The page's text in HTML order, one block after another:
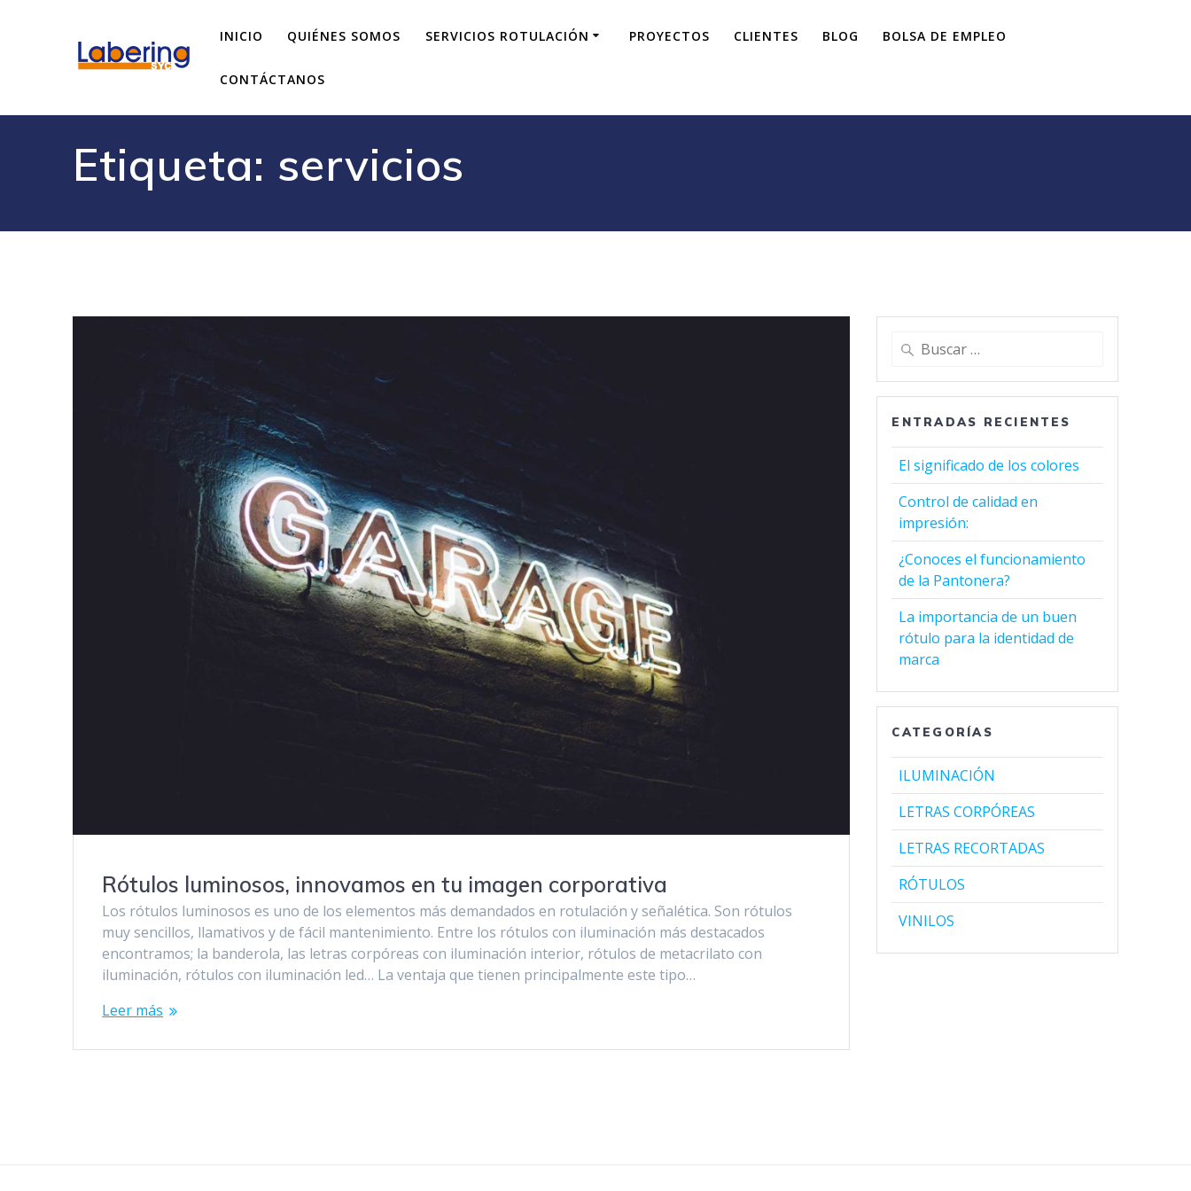
INICIO QUIÉNES SOMOS SERVICIOS ROTULACIÓN PROYECTOS CLIENTES BLOG BOLSA DE EMPLEO
CONTÁCTANOS
Etiqueta: servicios
Rótulos luminosos, innovamos en tu imagen corporativa
Los rótulos luminosos es uno de los elementos más demandados en rotulación y señalética. Son rótulos
muy sencillos, llamativos y de fácil mantenimiento. Entre los rótulos con iluminación más destacados
encontramos; la banderola, las letras corpóreas con iluminación interior, rótulos de metacrilato con
iluminación, rótulos con iluminación led… La ventaja que tienen principalmente este tipo…
Leer más
ENTRADAS RECIENTES
El significado de los colores
Control de calidad en
impresión:
¿Conoces el funcionamiento
de la Pantonera?
La importancia de un buen
rótulo para la identidad de
marca
CATEGORÍAS
ILUMINACIÓN
LETRAS CORPÓREAS
LETRAS RECORTADAS
RÓTULOS
VINILOS